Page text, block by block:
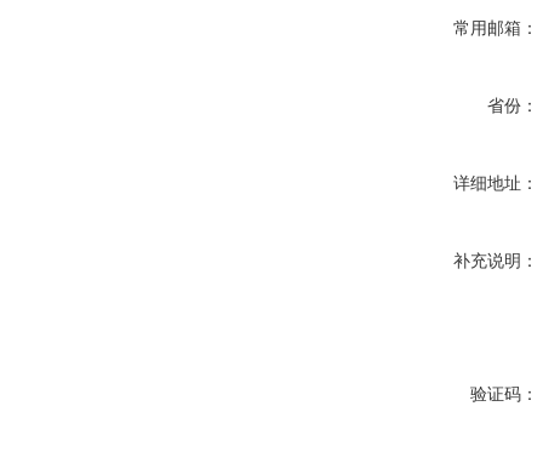
常用邮箱：
省份：
详细地址：
补充说明：
验证码：